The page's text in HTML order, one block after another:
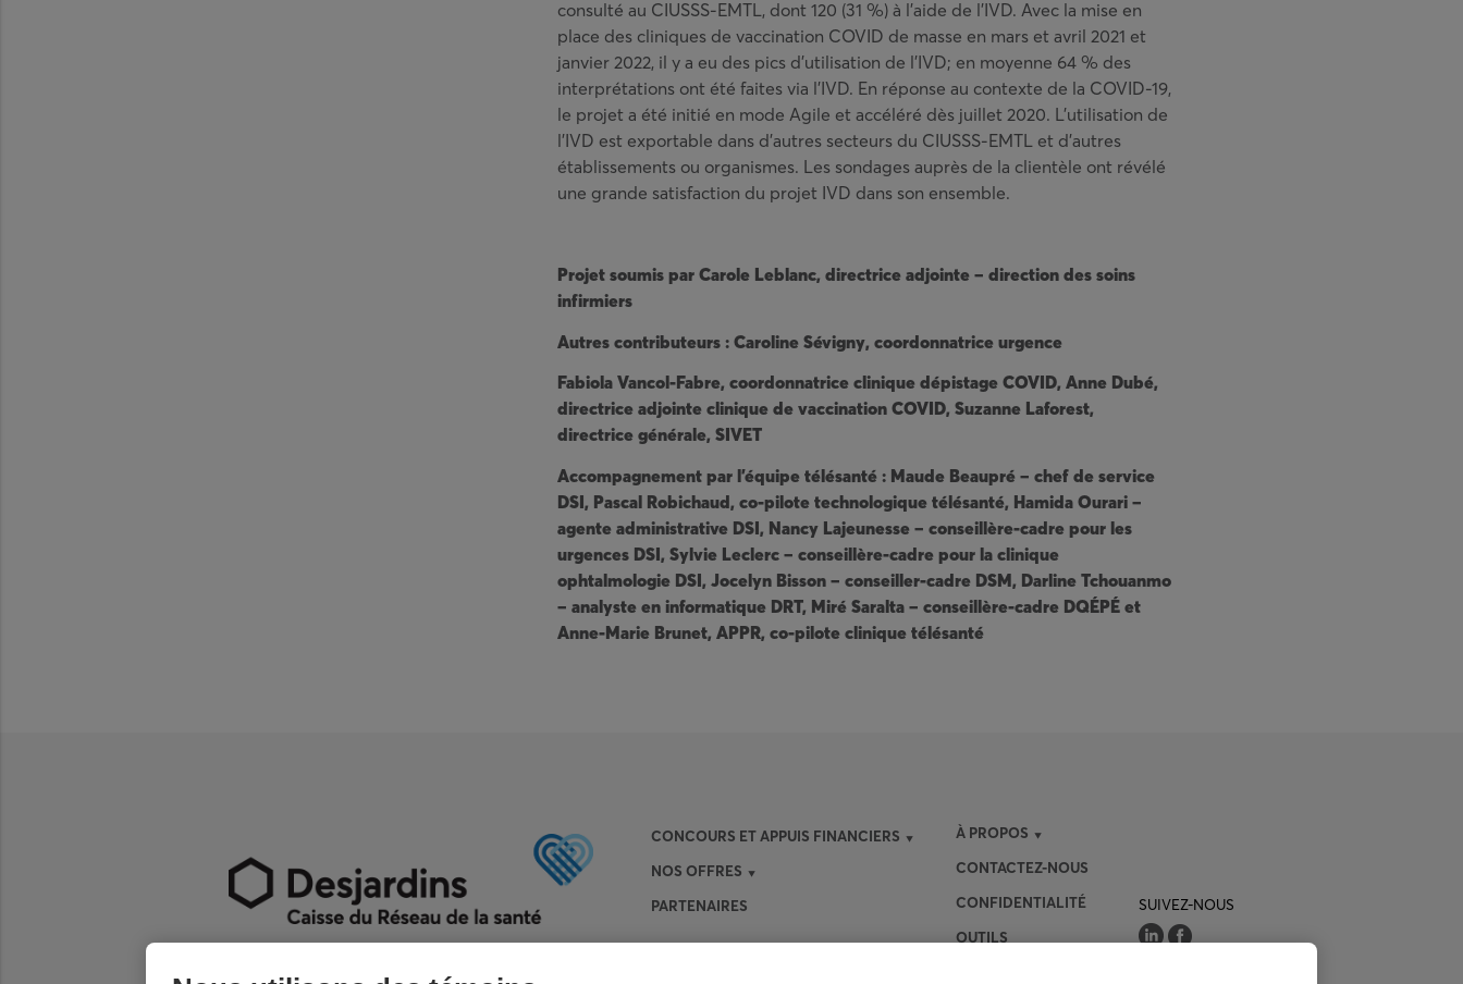
consulté au CIUSSS-EMTL, dont 120 (31 %) à l’aide de l’IVD. Avec la mise en
place des cliniques de vaccination COVID de masse en mars et avril 2021 et
janvier 2022, il y a eu des pics d’utilisation de l’IVD; en moyenne 64 % des
interprétations ont été faites via l’IVD. En réponse au contexte de la COVID-19,
le projet a été initié en mode Agile et accéléré dès juillet 2020. L’utilisation de
l’IVD est exportable dans d’autres secteurs du CIUSSS-EMTL et d’autres
établissements ou organismes. Les sondages auprès de la clientèle ont révélé
une grande satisfaction du projet IVD dans son ensemble.
Projet soumis par Carole Leblanc, directrice adjointe – direction des soins
infirmiers
Autres contributeurs : Caroline Sévigny, coordonnatrice urgence
Fabiola Vancol-Fabre, coordonnatrice clinique dépistage COVID, Anne Dubé,
directrice adjointe clinique de vaccination COVID, Suzanne Laforest,
directrice générale, SIVET
Accompagnement par l’équipe télésanté : Maude Beaupré – chef de service
DSI, Pascal Robichaud, co-pilote technologique télésanté, Hamida Ourari –
agente administrative DSI, Nancy Lajeunesse – conseillère-cadre pour les
urgences DSI, Sylvie Leclerc – conseillère-cadre pour la clinique
ophtalmologie DSI, Jocelyn Bisson – conseiller-cadre DSM, Darline Tchouanmo
– analyste en informatique DRT, Miré Saralta – conseillère-cadre DQÉPÉ et
Anne-Marie Brunet, APPR, co-pilote clinique télésanté
CONCOURS ET APPUIS FINANCIERS
NOS OFFRES
PARTENAIRES
À PROPOS
CONTACTEZ-NOUS
CONFIDENTIALITÉ
OUTILS
SUIVEZ-NOUS